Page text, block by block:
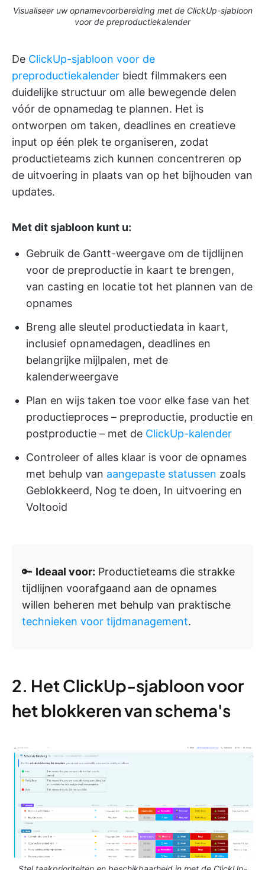
Visualiseer uw opnamevoorbereiding met de ClickUp-sjabloon
voor de preproductiekalender
De ClickUp-sjabloon voor de
preproductiekalender biedt filmmakers een
duidelijke structuur om alle bewegende delen
vóór de opnamedag te plannen. Het is
ontworpen om taken, deadlines en creatieve
input op één plek te organiseren, zodat
productieteams zich kunnen concentreren op
de uitvoering in plaats van op het bijhouden van
updates.
Met dit sjabloon kunt u:
Gebruik de Gantt-weergave om de tijdlijnen
voor de preproductie in kaart te brengen,
van casting en locatie tot het plannen van de
opnames
Breng alle sleutel productiedata in kaart,
inclusief opnamedagen, deadlines en
belangrijke mijlpalen, met de
kalenderweergave
Plan en wijs taken toe voor elke fase van het
productieproces – preproductie, productie en
postproductie – met de ClickUp-kalender
Controleer of alles klaar is voor de opnames
met behulp van aangepaste statussen zoals
Geblokkeerd, Nog te doen, In uitvoering en
Voltooid
🔑 Ideaal voor: Productieteams die strakke
tijdlijnen voorafgaand aan de opnames
willen beheren met behulp van praktische
technieken voor tijdmanagement.
2. Het ClickUp-sjabloon voor
het blokkeren van schema's